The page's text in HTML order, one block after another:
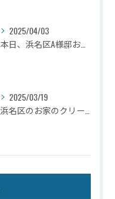
2025/04/03
2025/03/19